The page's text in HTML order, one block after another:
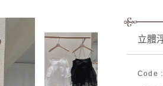
立體
Code